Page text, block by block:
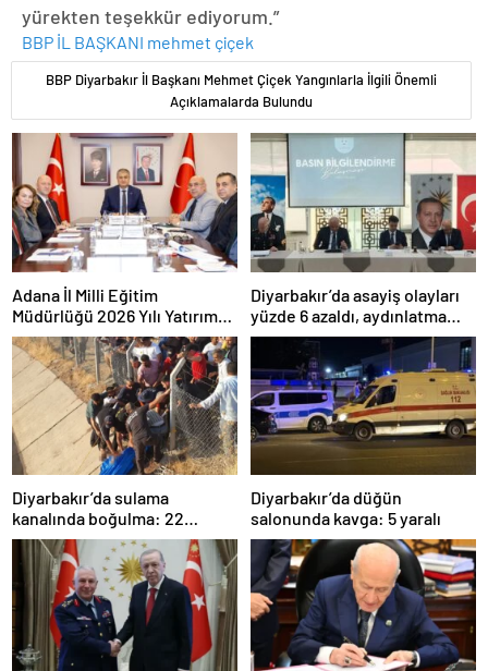
yürekten teşekkür ediyorum.”
BBP İL BAŞKANI mehmet çiçek
BBP Diyarbakır İl Başkanı Mehmet Çiçek Yangınlarla İlgili Önemli
Açıklamalarda Bulundu
Adana İl Milli Eğitim
Müdürlüğü 2026 Yılı Yatırım
Programı değerlendirildi
Diyarbakır’da asayiş olayları
yüzde 6 azaldı, aydınlatma
oranı yüzde 98’e yükseldi
Diyarbakır’da sulama
kanalında boğulma: 22
yaşındaki genç hayatını
kaybetti
Diyarbakır’da düğün
salonunda kavga: 5 yaralı